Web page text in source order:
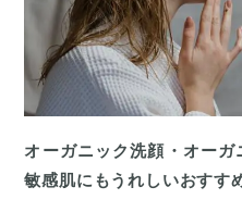
オーガニック洗顔・オーガ
敏感肌にもうれしいおすす